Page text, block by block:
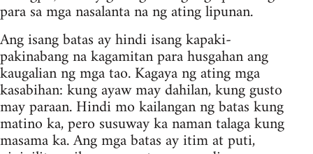
para sa mga nasalanta na ng ating lipunan.
Ang isang batas ay hindi isang kapaki-
pakinabang na kagamitan para husgahan ang
kaugalian ng mga tao. Kagaya ng ating mga
kasabihan: kung ayaw may dahilan, kung gusto
may paraan. Hindi mo kailangan ng batas kung
matino ka, pero susuway ka naman talaga kung
masama ka. Ang mga batas ay itim at puti,